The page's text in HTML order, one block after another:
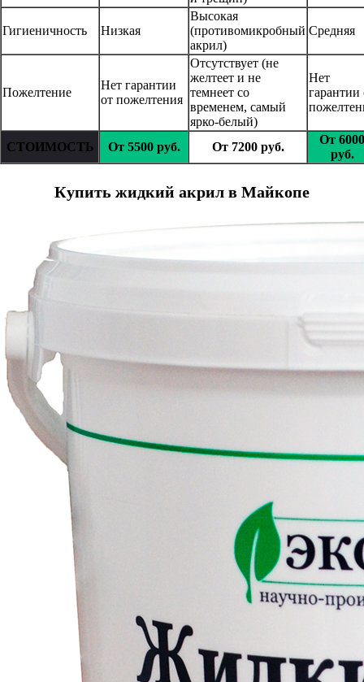
Гигиеничность Низкая
Высокая
(противомикробный
акрил)
Средняя
Пожелтение
Нет гарантии
от пожелтения
Отсутствует (не
желтеет и не
темнеет со
временем, самый
ярко-белый)
Нет
гарантии
СТОИМОСТЬ От 5500 руб. От 7200 руб.
От 6000
руб.
Купить жидкий акрил в Майкопе